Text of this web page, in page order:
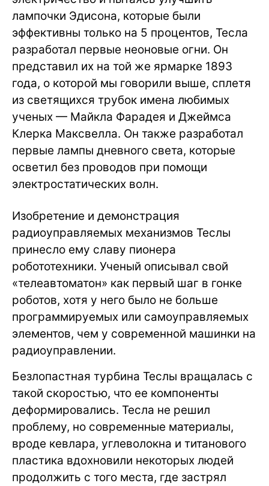
лампочки Эдисона, которые были
эффективны только на 5 процентов, Тесла
разработал первые неоновые огни. Он
представил их на той же ярмарке 1893
года, о которой мы говорили выше, сплетя
из светящихся трубок имена любимых
ученых — Майкла Фарадея и Джеймса
Клерка Максвелла. Он также разработал
первые лампы дневного света, которые
осветил без проводов при помощи
электростатических волн.
Изобретение и демонстрация
радиоуправляемых механизмов Теслы
принесло ему славу пионера
робототехники. Ученый описывал свой
«телеавтоматон» как первый шаг в гонке
роботов, хотя у него было не больше
программируемых или самоуправляемых
элементов, чем у современной машинки на
радиоуправлении.
Безлопастная турбина Теслы вращалась с
такой скоростью, что ее компоненты
деформировались. Тесла не решил
проблему, но современные материалы,
вроде кевлара, углеволокна и титанового
пластика вдохновили некоторых людей
продолжить с того места, где застрял